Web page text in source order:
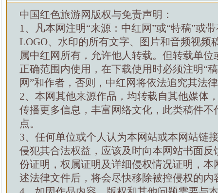
中国红色旅游网版权与免责声明：
1、凡本网注明“来源：中红网”或“特稿”或
LOGO、水印的所有文字、图片和音频视频
属中红网所有，允许他人转载。但转载单位
正确范围内使用，在下载使用时必须注明“
网”和作者，否则，中红网将依法追究其法
2、本网其他来源作品，均转载自其他媒体
传播更多信息，丰富网络文化，此类稿件不
点。
3、任何单位或个人认为本网站或本网站链
侵犯其合法权益，应该及时向本网站书面反
份证明，权属证明及详细侵权情况证明，本
述法律文件后，将会尽快移除被控侵权的内